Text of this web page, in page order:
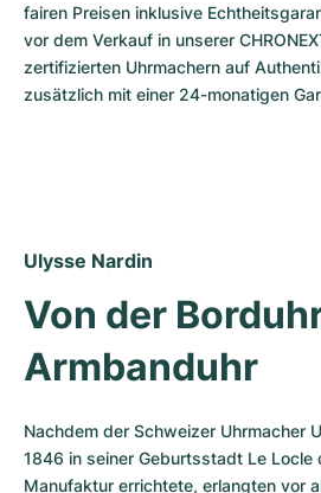
fairen Preisen inklusive
vor dem Verkauf in unserer
zertifizierten Uhrmachern auf
zusätzlich mit einer 24-monatigen
Ulysse Nardin
Von der
Armbanduhr
Nachdem der Schweizer Uhrmacher
1846 in seiner Geburtsstadt Le Locle
Manufaktur errichtete, erlangten vor